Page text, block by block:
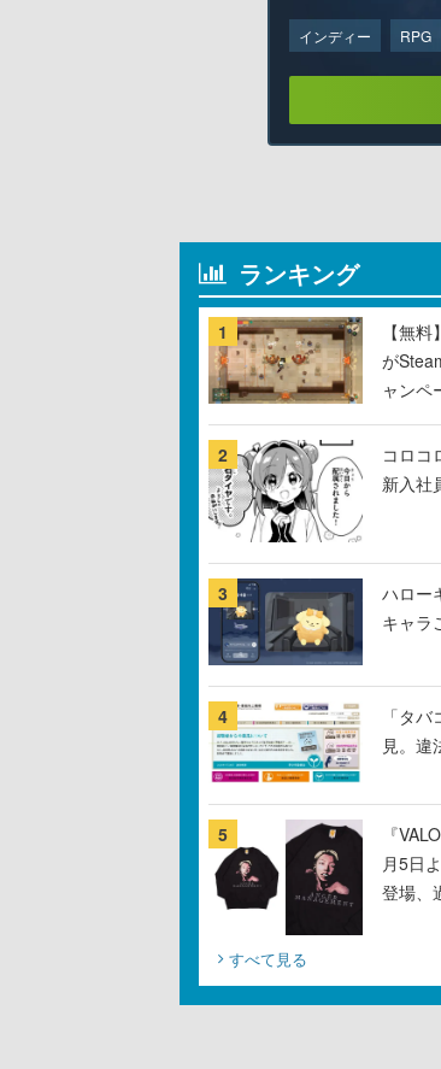
インディー RPG
ランキング
1
【無
が
ャンペ
2
コロコ
新入社
3
ハロー
キャラ
4
「タ
見。違
5
『
月5日
登場、
すべて見る